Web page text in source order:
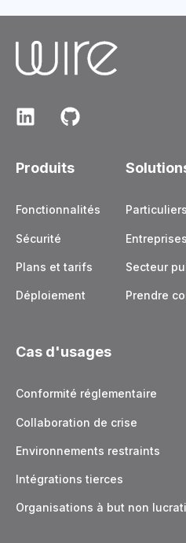
Produits
Fonctionnalités
Sécurité
Plans et tarifs
Déploiement
Secteur
Prendre
Cas d'usages
Conformité réglementaire
Collaboration de crise
Environnements restraints
Intégrations tierces
Organisations à but non